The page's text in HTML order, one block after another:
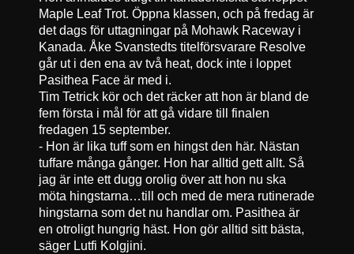
Maple Leaf Trot. Öppna klassen, och på fredag är
det dags för uttagningar på Mohawk Raceway i
Kanada. Åke Svanstedts titelförsvarare Resolve
går ut i den ena av två heat, dock inte i loppet
Pasithea Face är med i.
Tim Tetrick kör och det räcker att hon är bland de
fem första i mål för att gå vidare till finalen
fredagen 15 september.
- Hon är lika tuff som en hingst den här. Nästan
tuffare många gånger. Hon har alltid gett allt. Så
jag är inte ett dugg orolig över att hon nu ska
möta hingstarna…till och med de mera rutinerade
hingstarna som det nu handlar om. Pasithea är
en otroligt hungrig häst. Hon gör alltid sitt bästa,
säger Lutfi Kolgjini.